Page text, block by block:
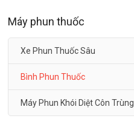
Máy phun thuốc
Xe Phun Thuốc Sâu
Bình Phun Thuốc
Máy Phun Khói Diệt Côn Trùng